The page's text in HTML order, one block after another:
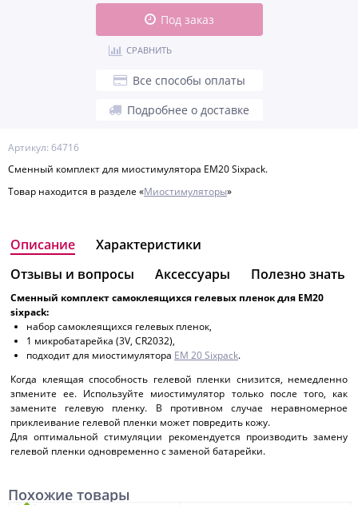
Артикул: 64716
Сменный комплект для миостимулятора EM20 Sixpack.
Товар находится в разделе «Миостимуляторы»
Под заказ
СРАВНИТЬ
Все способы оплаты
Подробнее о доставке
Описание
Характеристики
Отзывы и вопросы
Аксессуары Полезно знать
Сменный комплект самоклеящихся гелевых пленок для EM20
sixpack:
набор самоклеящихся гелевых пленок,
1 микробатарейка (3V, CR2032),
подходит для миостимулятора EM 20 Sixpack.
Когда клеящая способность гелевой пленки снизится, немедленно
зпмените ее. Используйте миостимулятор только после того, как
замените гелевую пленку. В противном случае неравномерное
приклеивание гелевой пленки может повредить кожу.
Для оптимальной стимуляции рекомендуется производить замену
гелевой пленки одновременно с заменой батарейки.
Похожие товары